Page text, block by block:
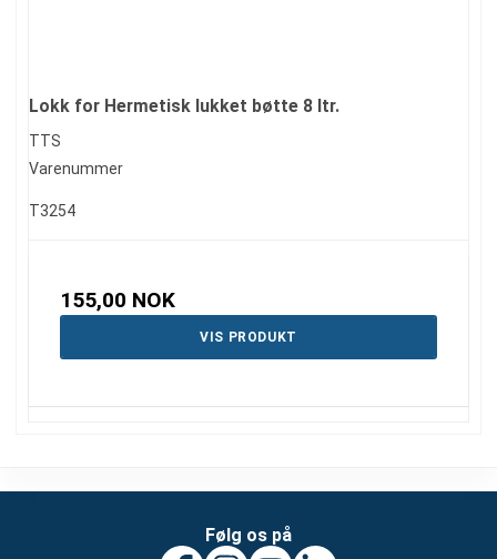
Lokk for Hermetisk lukket bøtte 8 ltr.
TTS
Varenummer
T3254
155,00 NOK
VIS PRODUKT
Følg os på